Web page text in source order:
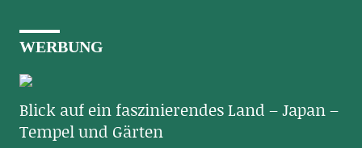
WERBUNG
Blick auf ein faszinierendes Land – Japan –
Tempel und Gärten